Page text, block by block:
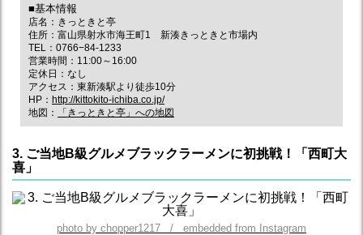
■基本情報
店名：きっときと亭
住所：富山県射水市海王町1 新湊きっときと市場内
TEL：0766−84-1233
営業時間：11:00～16:00
定休日：なし
アクセス：東新湊駅より徒歩10分
HP： http://kittokito-ichiba.co.jp/
地図：
「きっときと亭」への地図
3. ご当地B級グルメブラックラーメンに初挑戦！「西町大
喜」
photo by chopper1217 / embedded from Instagram